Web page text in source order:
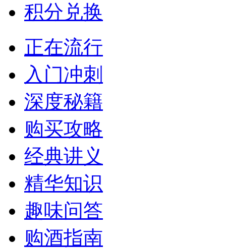
积分兑换
正在流行
入门冲刺
深度秘籍
购买攻略
经典讲义
精华知识
趣味问答
购酒指南